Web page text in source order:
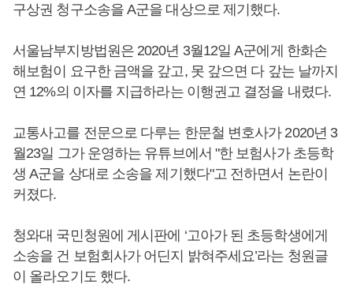
구상권 청구소송을 A군을 대상으로 제기했다.
서울남부지방법원은 2020년 3월12일 A군에게 한화손
해보험이 요구한 금액을 갚고, 못 갚으면 다 갚는 날까지
연 12%의 이자를 지급하라는 이행권고 결정을 내렸다.
교통사고를 전문으로 다루는 한문철 변호사가 2020년 3
월23일 그가 운영하는 유튜브에서 "한 보험사가 초등학
생 A군을 상대로 소송을 제기했다"고 전하면서 논란이
커졌다.
청와대 국민청원에 게시판에 ‘고아가 된 초등학생에게
소송을 건 보험회사가 어딘지 밝혀주세요’라는 청원글
이 올라오기도 했다.